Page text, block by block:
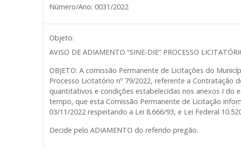
Número/Ano: 0031/2022
Objeto:
AVISO DE ADIAMENTO “SINE-DIE” PROCESSO
OBJETO: A comissão Permanente de Licitações do
Processo Licitatório nº 79/2022, referente a Contratação
quantitativos e condições estabelecidas nos anexos I
tempo, que esta Comissão Permanente de Licitação
03/11/2022 respeitando a Lei 8.666/93, e Lei Federal
Decide pelo ADIAMENTO do referido pregão.